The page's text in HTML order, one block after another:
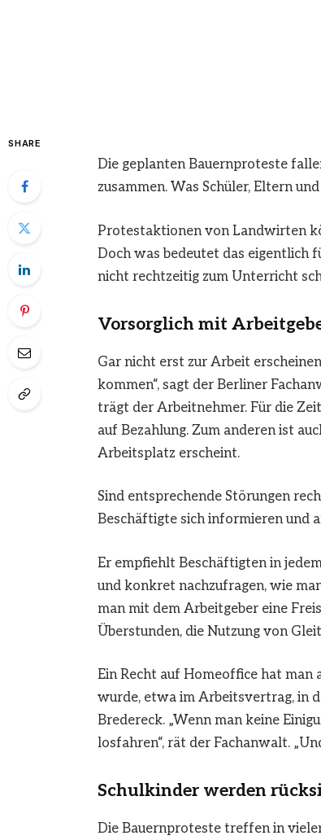
SHARE
Die geplanten Bauernproteste
zusammen. Was Schüler, Eltern
Protestaktionen von Landwirten
Doch was bedeutet das eigentlich
nicht rechtzeitig zum Unterricht
Vorsorglich mit
Gar nicht erst zur Arbeit
kommen“, sagt der Berliner
trägt der Arbeitnehmer. Für die
auf Bezahlung. Zum anderen ist
Arbeitsplatz erscheint.
Sind entsprechende Störungen
Beschäftigte sich informieren und
Er empfiehlt Beschäftigten in
und konkret nachzufragen, wie
man mit dem Arbeitgeber eine
Überstunden, die Nutzung von
Ein Recht auf Homeoffice hat man
wurde, etwa im Arbeitsvertrag, in
Bredereck. „Wenn man keine
losfahren“, rät der Fachanwalt.
Schulkinder werden
Die Bauernproteste treffen in